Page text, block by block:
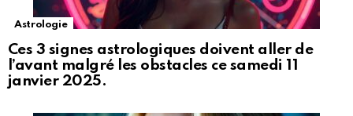
Astrologie
Ces 3 signes astrologiques doivent aller de
l’avant malgré les obstacles ce samedi 11
janvier 2025.